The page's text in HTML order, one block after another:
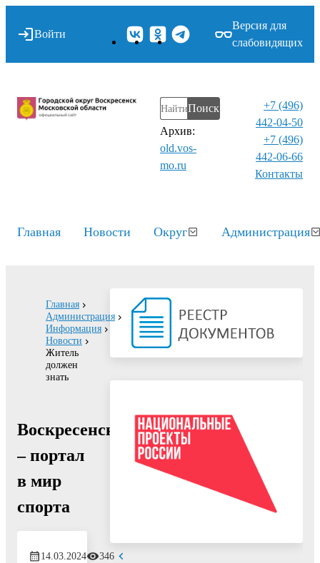
Войти
Версия для
слабовидящих
Поиск
Архив:
old.vos-
mo.ru
+7 (496)
442-04-50
+7 (496)
442-06-66
Контакты⁠
Главная Новости Округ Администрация
Главная
Администрация
Информация
Новости
Житель
должен
знать
Воскресенск
– портал
в мир
спорта
14.03.2024 346